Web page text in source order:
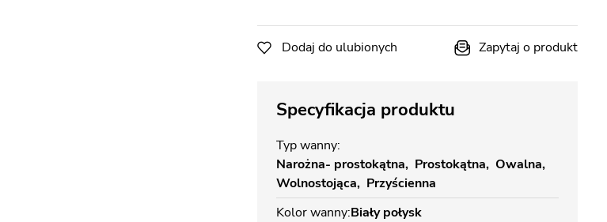
Dodaj do ulubionych Zapytaj o produkt
Specyfikacja produktu
Typ wanny
Narożna- prostokątna
Prostokątna Owalna
Wolnostojąca
Przyścienna
Kolor wanny Biały połysk